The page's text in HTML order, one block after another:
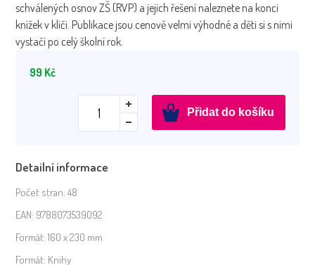
schválených osnov ZŠ (RVP) a jejich řešení naleznete na konci
knížek v klíči. Publikace jsou cenově velmi výhodné a děti si s nimi
vystačí po celý školní rok.
99 Kč
Pětiminutovky
pro
množství
Přidat do košíku
Detailní informace
Počet stran: 48
EAN: 9788073539092
Formát: 160 x 230 mm
Formát: Knihy